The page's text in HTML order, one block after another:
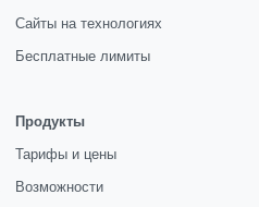
Сайты на технологиях
Бесплатные лимиты
Продукты
Тарифы и цены
Возможности